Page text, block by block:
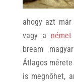
ahogy azt
vagy a német
bream
Átlagos
is megnőhet,